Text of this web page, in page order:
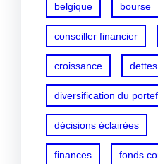
belgique bourse
conseiller financier
croissance dettes
diversification du
décisions éclairées
finances fonds